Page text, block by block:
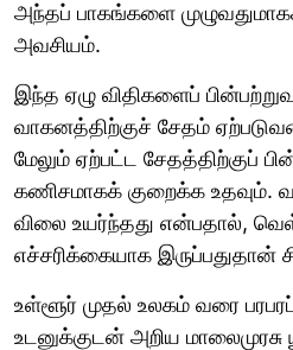
அந்தப் பாகங்களை
அவசியம்.
இந்த ஏழு விதிகளைப்
வாகனத்திற்குச் சேதம்
மேலும் ஏற்பட்ட சேதத்திற்குப்
கணிசமாகக் குறைக்க
விலை உயர்ந்தது என்பதால்,
எச்சரிக்கையாக இருப்பதுதான்
உள்ளூர் முதல் உலகம் வரை
உடனுக்குடன் அறிய மாலைமுரசு